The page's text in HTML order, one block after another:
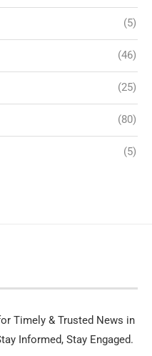
(5)
(46)
(25)
(80)
(5)
Timely & Trusted News in
Informed, Stay Engaged.